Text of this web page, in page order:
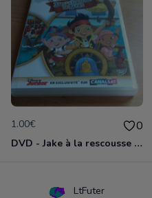
1.00€ 0
DVD - Jake à la rescousse de Bucky
LtFuter